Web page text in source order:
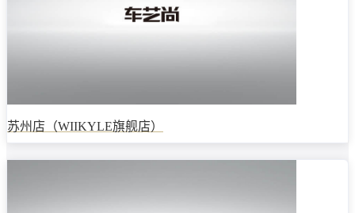
苏州店（WIIKYLE旗舰店）